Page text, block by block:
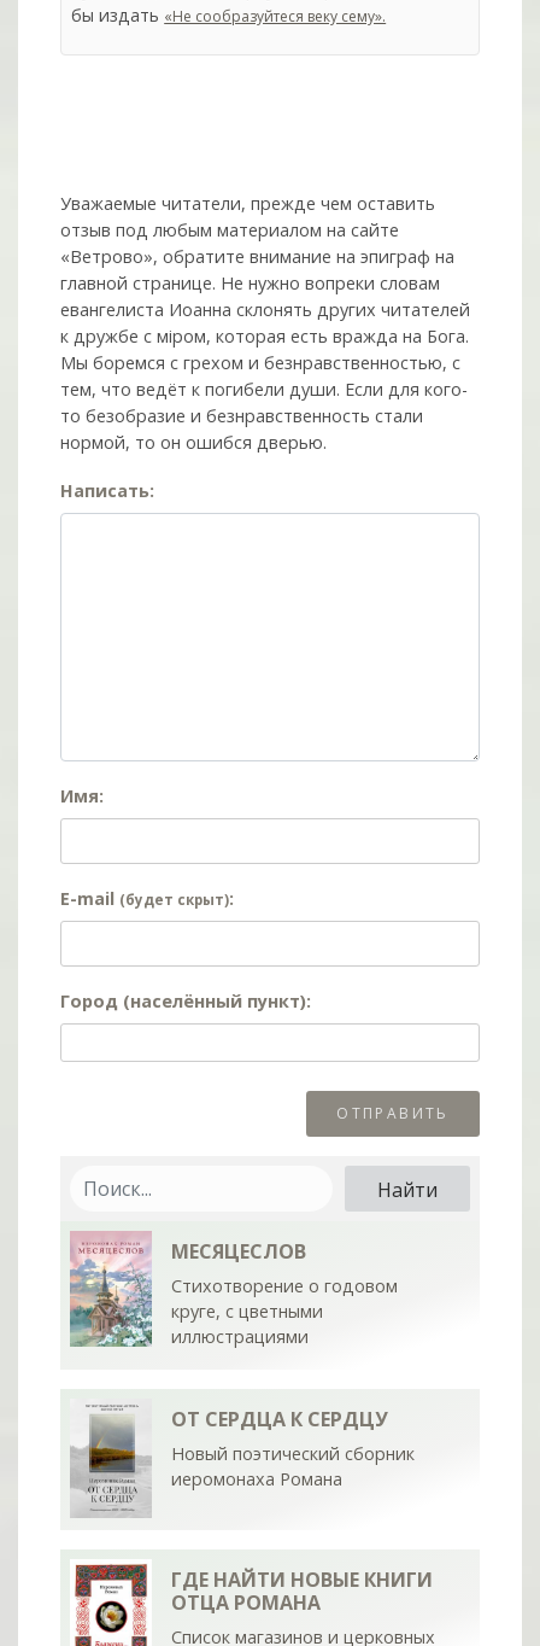
бы издать «Не сообразуйтеся веку сему».
Уважаемые читатели, прежде чем оставить
отзыв под любым материалом на сайте
«Ветрово», обратите внимание на эпиграф на
главной странице. Не нужно вопреки словам
евангелиста Иоанна склонять других читателей
к дружбе с мiром, которая есть вражда на Бога.
Мы боремся с грехом и без­нрав­ствен­ностью, с
тем, что ведёт к погибели души. Если для кого-
то безобразие и безнравственность стали
нормой, то он ошибся дверью.
Написать:
Имя:
E-mail (будет скрыт):
Город (населённый пункт):
МЕСЯЦЕСЛОВ
Стихотворение о годовом
круге, с цветными
иллюстрациями
ОТ СЕРДЦА К СЕРДЦУ
Новый поэтический сборник
иеромонаха Романа
ГДЕ НАЙТИ НОВЫЕ КНИГИ
ОТЦА РОМАНА
Список магазинов и церковных